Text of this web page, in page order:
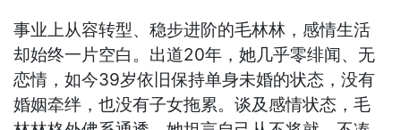
事业上从容转型、稳步进阶的毛林林，感情生活
却始终一片空白。出道20年，她几乎零绯闻、无
恋情，如今39岁依旧保持单身未婚的状态，没有
婚姻牵绊，也没有子女拖累。谈及感情状态，毛